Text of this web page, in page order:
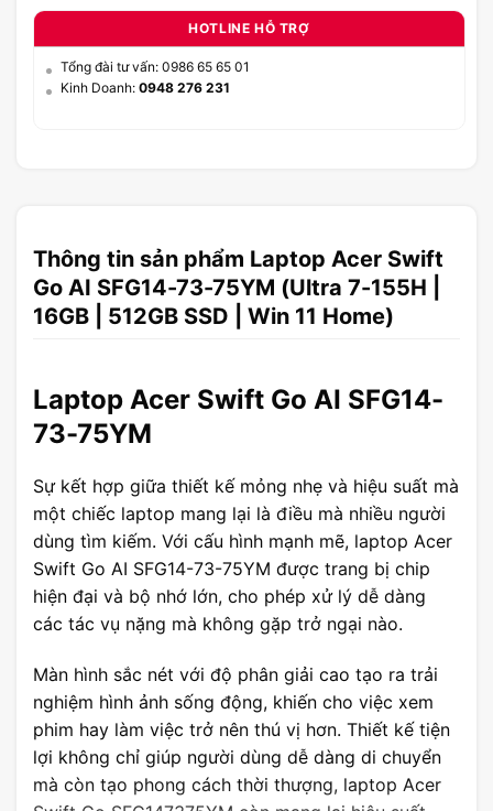
HOTLINE HỖ TRỢ
Tổng đài tư vấn: 0986 65 65 01
Kinh Doanh: 0948 276 231
Thông tin sản phẩm Laptop Acer Swift
Go AI SFG14-73-75YM (Ultra 7-155H |
16GB | 512GB SSD | Win 11 Home)
Laptop Acer Swift Go AI SFG14-
73-75YM
Sự kết hợp giữa thiết kế mỏng nhẹ và hiệu suất mà
một chiếc laptop mang lại là điều mà nhiều người
dùng tìm kiếm. Với cấu hình mạnh mẽ, laptop Acer
Swift Go AI SFG14-73-75YM được trang bị chip
hiện đại và bộ nhớ lớn, cho phép xử lý dễ dàng
các tác vụ nặng mà không gặp trở ngại nào.
Màn hình sắc nét với độ phân giải cao tạo ra trải
nghiệm hình ảnh sống động, khiến cho việc xem
phim hay làm việc trở nên thú vị hơn. Thiết kế tiện
lợi không chỉ giúp người dùng dễ dàng di chuyển
mà còn tạo phong cách thời thượng, laptop Acer